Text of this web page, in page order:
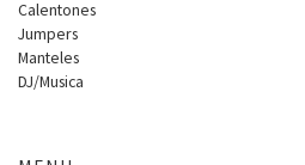
Calentones
Jumpers
Manteles
DJ/Musica